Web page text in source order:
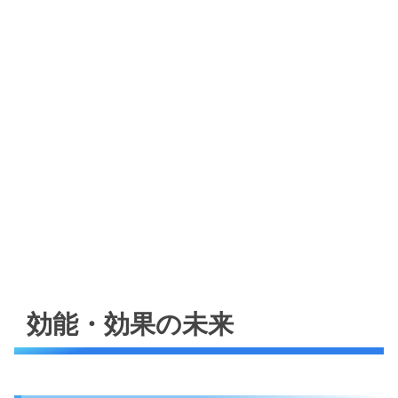
効能・効果の未来